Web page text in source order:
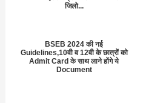
जिलो...
BSEB 2024 की नई
Guidelines,10वी व 12वी के छात्रों को
Admit Card के साथ लाने होंगे ये
Document